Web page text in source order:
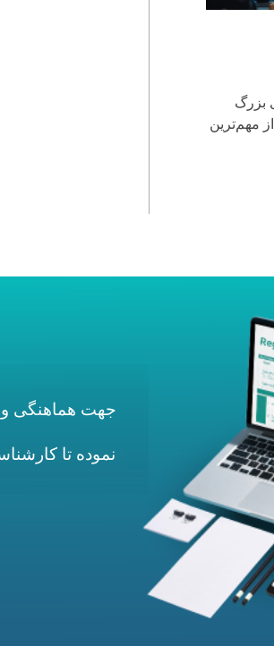
بزرگ
مهم‌ترین
جهت هماهنگی و
نموده تا